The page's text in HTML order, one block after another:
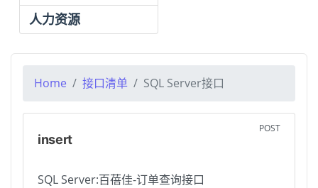
人力资源
Home 接口清单 SQL Server接口
insert
POST
SQL Server:百蓓佳-订单查询接口